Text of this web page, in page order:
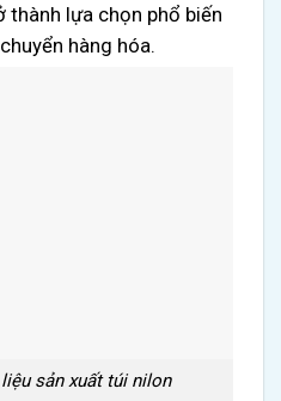
lựa chọn phổ biến
hàng hóa.
sản xuất túi nilon